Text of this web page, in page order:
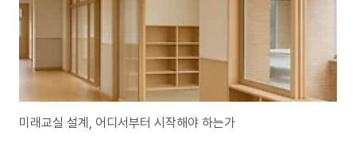
미래교실 설계, 어디서부터 시작해야 하는가